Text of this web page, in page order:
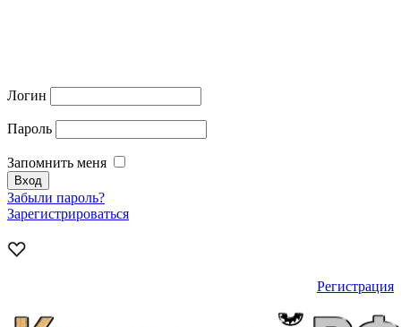
Логин
Пароль
Запомнить меня
Забыли пароль?
Зарегистрироваться
Регистрация